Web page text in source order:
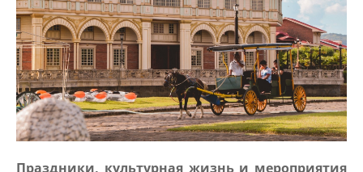
Праздники, культурная жизнь и мероприятия